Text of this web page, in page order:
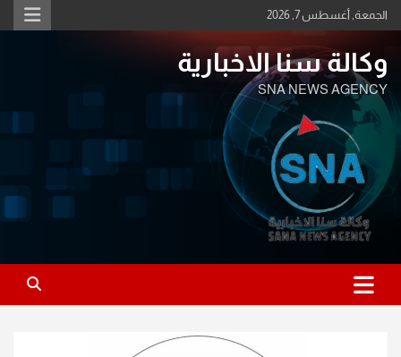
Skip
to
الجمعة, أغسطس 7, 2026
وكالة سنا الاخبارية
SNA NEWS AGENCY